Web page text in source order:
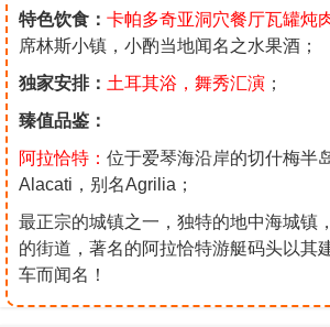
特色饮食： 卡帕多奇亚洞穴餐厅瓦罐炖
席林斯小镇，小酌当地闻名之水果酒；
独家安排： 土耳其浴，舞秀汇演 ；
臻值品鉴：
阿拉恰特： 位于爱琴海沿岸的切什梅半
Alacati，别名Agrilia；
最正宗的城镇之一，独特的地中海城镇
的街道，著名的阿拉恰特游艇码头以其
车而闻名！